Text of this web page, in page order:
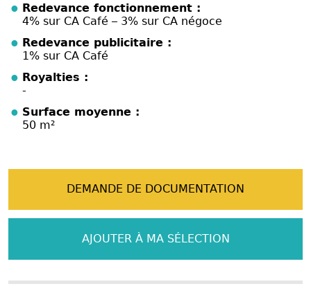
Redevance fonctionnement :
4% sur CA Café – 3% sur CA négoce
Redevance publicitaire :
1% sur CA Café
Royalties :
-
Surface moyenne :
50 m²
DEMANDE DE DOCUMENTATION
AJOUTER À MA SÉLECTION